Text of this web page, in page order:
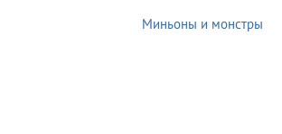
Миньоны и монстры